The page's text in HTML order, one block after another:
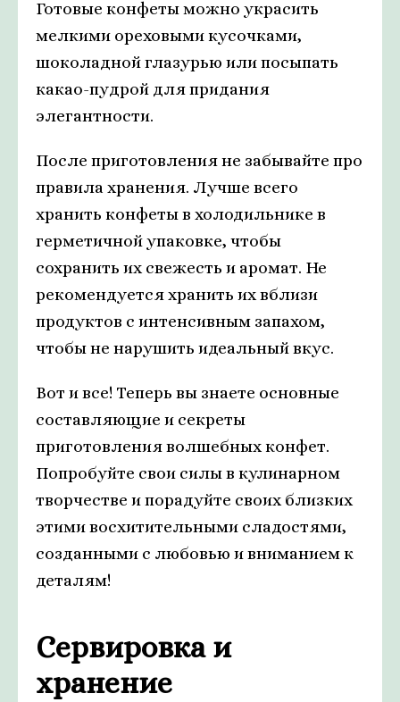
Готовые конфеты можно украсить
мелкими ореховыми кусочками,
шоколадной глазурью или посыпать
какао-пудрой для придания
элегантности.
После приготовления не забывайте про
правила хранения. Лучше всего
хранить конфеты в холодильнике в
герметичной упаковке, чтобы
сохранить их свежесть и аромат. Не
рекомендуется хранить их вблизи
продуктов с интенсивным запахом,
чтобы не нарушить идеальный вкус.
Вот и все! Теперь вы знаете основные
составляющие и секреты
приготовления волшебных конфет.
Попробуйте свои силы в кулинарном
творчестве и порадуйте своих близких
этими восхитительными сладостями,
созданными с любовью и вниманием к
деталям!
Сервировка и
хранение